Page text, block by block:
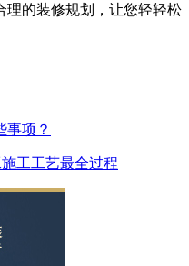
理的装修规划，让您轻轻松
事项？
工工艺最全过程